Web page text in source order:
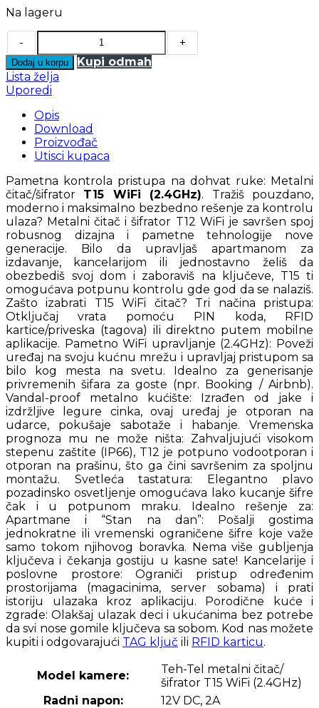
Na lageru
- +
Dodaj u korpu
Kupi odmah
Lista želja
Uporedi
Opis
Download
Proizvođač
Utisci kupaca
Pametna kontrola pristupa na dohvat ruke: Metalni
čitač/šifrator T15 WiFi (2.4GHz). Tražiš pouzdano,
moderno i maksimalno bezbedno rešenje za kontrolu
ulaza? Metalni čitač i šifrator T12 WiFi je savršen spoj
robusnog dizajna i pametne tehnologije nove
generacije. Bilo da upravljaš apartmanom za
izdavanje, kancelarijom ili jednostavno želiš da
obezbediš svoj dom i zaboraviš na ključeve, T15 ti
omogućava potpunu kontrolu gde god da se nalaziš.
Zašto izabrati T15 WiFi čitač? Tri načina pristupa:
Otključaj vrata pomoću PIN koda, RFID
kartice/priveska (tagova) ili direktno putem mobilne
aplikacije. Pametno WiFi upravljanje (2.4GHz): Poveži
uređaj na svoju kućnu mrežu i upravljaj pristupom sa
bilo kog mesta na svetu. Idealno za generisanje
privremenih šifara za goste (npr. Booking / Airbnb).
Vandal-proof metalno kućište: Izrađen od jake i
izdržljive legure cinka, ovaj uređaj je otporan na
udarce, pokušaje sabotaže i habanje. Vremenska
prognoza mu ne može ništa: Zahvaljujući visokom
stepenu zaštite (IP66), T12 je potpuno vodootporan i
otporan na prašinu, što ga čini savršenim za spoljnu
montažu. Svetleća tastatura: Elegantno plavo
pozadinsko osvetljenje omogućava lako kucanje šifre
čak i u potpunom mraku. Idealno rešenje za:
Apartmane i “Stan na dan”: Pošalji gostima
jednokratne ili vremenski ograničene šifre koje važe
samo tokom njihovog boravka. Nema više gubljenja
ključeva i čekanja gostiju u kasne sate! Kancelarije i
poslovne prostore: Ograniči pristup određenim
prostorijama (magacinima, server sobama) i prati
istoriju ulazaka kroz aplikaciju. Porodične kuće i
zgrade: Olakšaj ulazak deci i ukućanima bez potrebe
da svi nose gomile ključeva sa sobom. Kod nas možete
kupiti i odgovarajući TAG ključ ili RFID karticu.
Model kamere:
Teh-Tel metalni čitač/
šifrator T15 WiFi (2.4GHz)
Radni napon:
12V DC, 2A